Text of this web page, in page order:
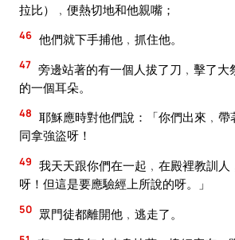
拉比）﹐便熱切地和他親嘴；
46 他們就下手捕他﹐抓住他。
47 旁邊站著的有一個人拔了刀﹐擊了大
的一個耳朵。
48 耶穌應時對他們說：「你們出來﹐帶
同拿強盜呀！
49 我天天跟你們在一起﹐在殿裡教訓
呀！但這是要應驗經上所說的呀。」
50 眾門徒都離開他﹐逃走了。